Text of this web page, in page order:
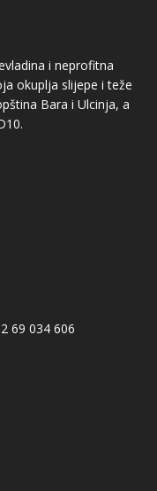
i neprofitna
okuplja slijepe i teže
Bara i Ulcinja, a
69 034 606